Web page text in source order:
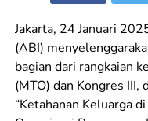
Jakarta, 24 Januari
(ABI)
bagian dari rangkaian
(MTO) dan Kongres III,
“Ketahanan Keluarga